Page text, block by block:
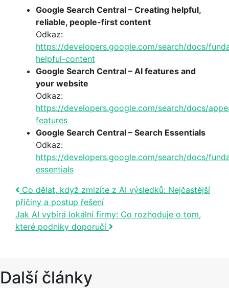
Google Search Central – Creating helpful,
reliable, people-first content
Odkaz:
https://developers.google.com/search/docs/
helpful-content
Google Search Central – AI features and
your website
Odkaz:
https://developers.google.com/search/docs/
features
Google Search Central – Search Essentials
Odkaz:
https://developers.google.com/search/docs/
essentials
Post navigation
Co dělat, když zmizíte z AI výsledků: Nejčastější
příčiny a postup řešení
Jak AI vybírá lokální firmy: Co rozhoduje o tom,
které podniky doporučí
Další články